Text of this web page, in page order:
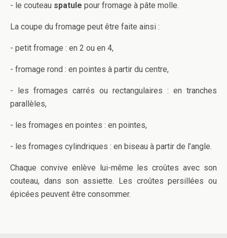
- le couteau spatule pour fromage à pâte molle.
La coupe du fromage peut être faite ainsi :
- petit fromage : en 2 ou en 4,
- fromage rond : en pointes à partir du centre,
- les fromages carrés ou rectangulaires : en tranches
parallèles,
- les fromages en pointes : en pointes,
- les fromages cylindriques : en biseau à partir de l’angle.
Chaque convive enlève lui-même les croûtes avec son
couteau, dans son assiette. Les croûtes persillées ou
épicées peuvent être consommer.